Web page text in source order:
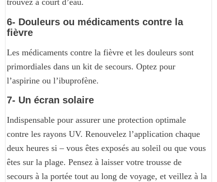
trouvez à court d’eau.
6- Douleurs ou médicaments contre la
fièvre
Les médicaments contre la fièvre et les douleurs sont
primordiales dans un kit de secours. Optez pour
l’aspirine ou l’ibuprofène.
7- Un écran solaire
Indispensable pour assurer une protection optimale
contre les rayons UV. Renouvelez l’application chaque
deux heures si – vous êtes exposés au soleil ou que vous
êtes sur la plage. Pensez à laisser votre trousse de
secours à la portée tout au long de voyage, et veillez à la